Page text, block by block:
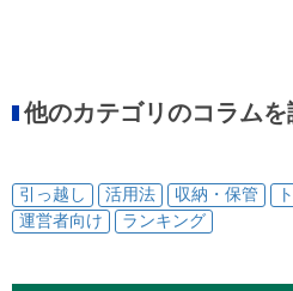
他のカテゴリのコラムを
引っ越し 活用法 収納・保管
運営者向け
ランキング